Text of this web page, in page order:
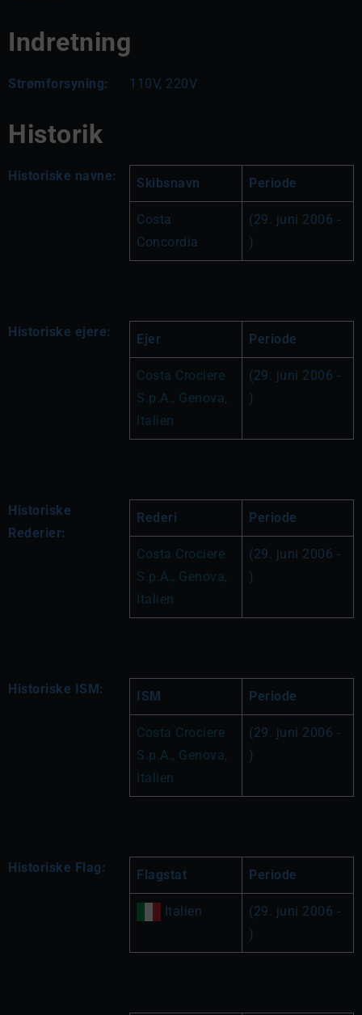
Indretning
Strømforsyning: 110V, 220V
Historik
Historiske navne: Skibsnavn Periode
Costa
Concordia
(29. juni 2006 -
)
Historiske ejere: Ejer Periode
Costa Crociere
S.p.A., Genova,
Italien
(29. juni 2006 -
)
Historiske
Rederier:
Rederi Periode
Costa Crociere
S.p.A., Genova,
Italien
(29. juni 2006 -
)
Historiske ISM: ISM Periode
Costa Crociere
S.p.A., Genova,
Italien
(29. juni 2006 -
)
Historiske Flag: Flagstat Periode
Italien
(29. juni 2006 -
)